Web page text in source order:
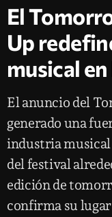
El
Up
musical
El anuncio del
generado una
industria musical
del festival
edición de
confirma su